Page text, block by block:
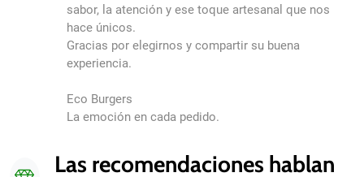
sabor, la atención y ese toque artesanal que nos
hace únicos.
Gracias por elegirnos y compartir su buena
experiencia.
Eco Burgers
La emoción en cada pedido.
Las recomendaciones hablan